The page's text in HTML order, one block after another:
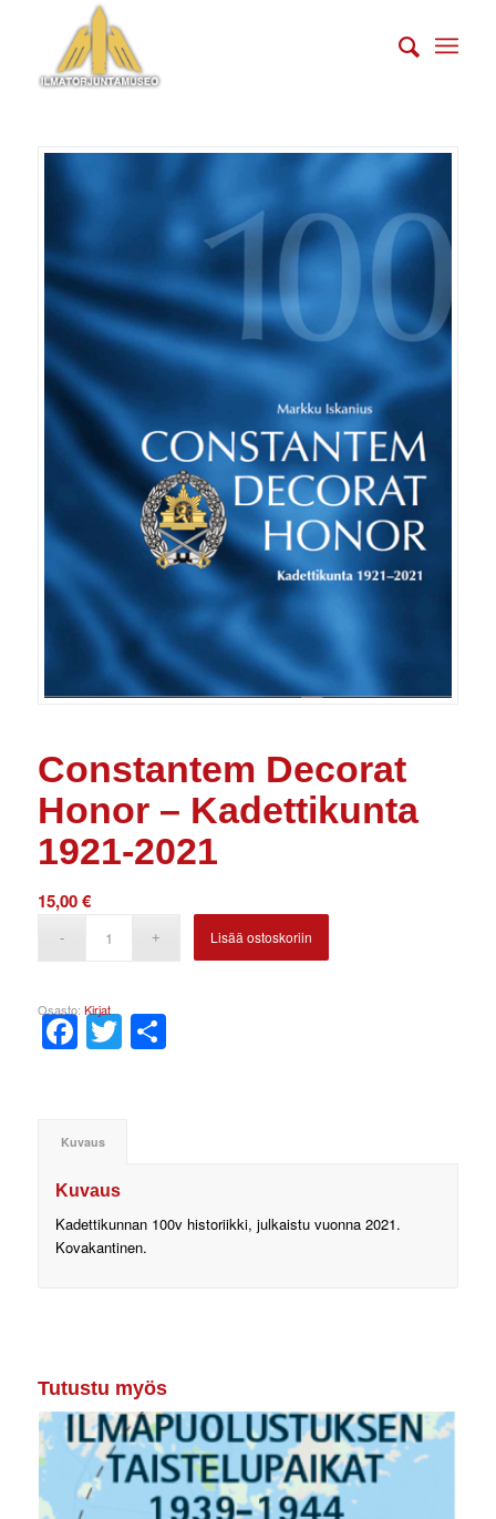
Constantem Decorat
Honor – Kadettikunta
1921-2021
15,00€
Lisää ostoskoriin
Osasto: Kirjat
Facebook
TwitterShare
Kuvaus
Kuvaus
Kadettikunnan 100v historiikki, julkaistu vuonna 2021.
Kovakantinen.
Tutustu myös